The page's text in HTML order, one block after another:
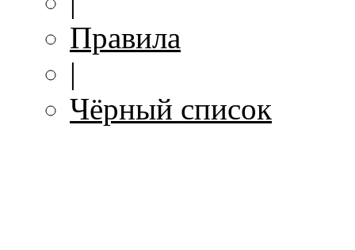
Правила
|
Чёрный список